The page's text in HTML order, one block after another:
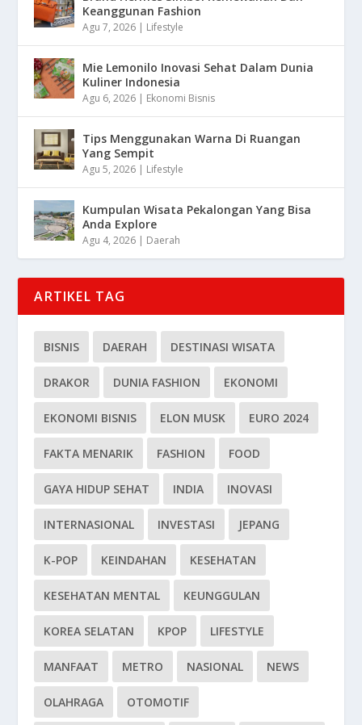
Keanggunan Fashion
Agu 7, 2026 | Lifestyle
Mie Lemonilo Inovasi Sehat Dalam Dunia
Kuliner Indonesia
Agu 6, 2026 | Ekonomi Bisnis
Tips Menggunakan Warna Di Ruangan
Yang Sempit
Agu 5, 2026 | Lifestyle
Kumpulan Wisata Pekalongan Yang Bisa
Anda Explore
Agu 4, 2026 | Daerah
ARTIKEL TAG
BISNIS DAERAH DESTINASI WISATA
DRAKOR DUNIA FASHION EKONOMI
EKONOMI BISNIS ELON MUSK EURO 2024
FAKTA MENARIK FASHION FOOD
GAYA HIDUP SEHAT INDIA INOVASI
INTERNASIONAL INVESTASI JEPANG
K-POP KEINDAHAN KESEHATAN
KESEHATAN MENTAL KEUNGGULAN
KOREA SELATAN KPOP LIFESTYLE
MANFAAT METRO NASIONAL NEWS
OLAHRAGA OTOMOTIF